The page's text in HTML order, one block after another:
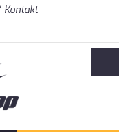
Kontakt